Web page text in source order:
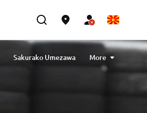
Sakurako Umezawa
More